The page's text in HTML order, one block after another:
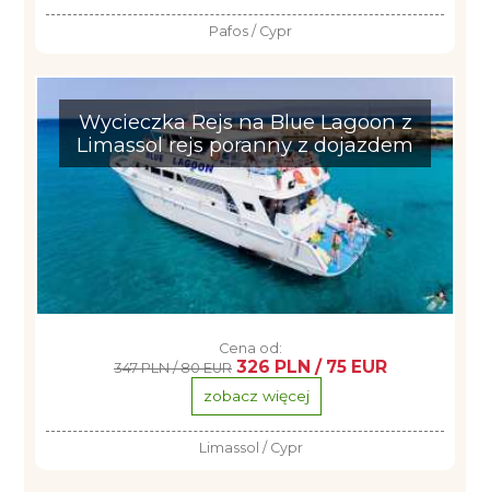
Pafos / Cypr
Wycieczka Rejs na Blue Lagoon z
Limassol rejs poranny z dojazdem
Cena od:
347 PLN / 80 EUR 326 PLN / 75 EUR
zobacz więcej
Limassol / Cypr